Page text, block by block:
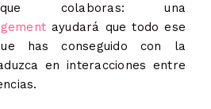
colaboras: una
ayudará que todo ese
has conseguido con la
en interacciones entre